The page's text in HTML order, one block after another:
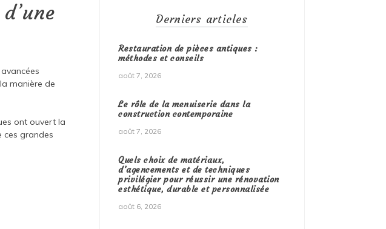
manière de
ont ouvert la
ces grandes
Derniers articles
Restauration de pièces antiques :
méthodes et conseils
août 7, 2026
Le rôle de la menuiserie dans la
construction contemporaine
août 7, 2026
Quels choix de matériaux,
d’agencements et de techniques
privilégier pour réussir une rénovation
esthétique, durable et personnalisée
août 6, 2026